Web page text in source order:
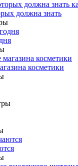
должна знать
косметики